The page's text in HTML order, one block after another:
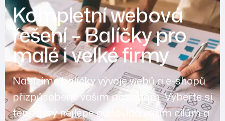
Kompletní webová
řešení – Balíčky pro
malé i velké firmy
Nabízíme balíčky vývoje webů a e-shopů
přizpůsobené vašim potřebám. Vyberte si
ten, který nejlépe odpovídá vašim cílům a